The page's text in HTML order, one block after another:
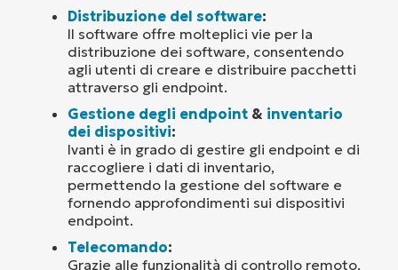
Distribuzione del software:
Il software offre molteplici vie per la
distribuzione dei software, consentendo
agli utenti di creare e distribuire pacchetti
attraverso gli endpoint.
Gestione degli endpoint & inventario
dei dispositivi:
Ivanti è in grado di gestire gli endpoint e di
raccogliere i dati di inventario,
permettendo la gestione del software e
fornendo approfondimenti sui dispositivi
endpoint.
Telecomando:
Grazie alle funzionalità di controllo remoto,